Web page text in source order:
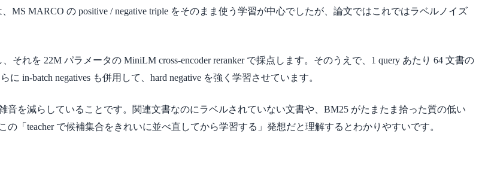
MS MARCO の positive / negative triple をそのまま使う学習が中心でしたが、論文ではこれではラベルノイズ
れを 22M パラメータの MiniLM cross-encoder reranker で採点します。そのうえで、1 query あたり 64 文書の
in-batch negatives も併用して、hard negative を強く学習させています。
音を減らしていることです。関連文書なのにラベルされていない文書や、BM25 がたまたま拾った質の低い
の「teacher で候補集合をきれいに並べ直してから学習する」発想だと理解するとわかりやすいです。